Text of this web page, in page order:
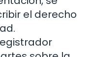
el derecho